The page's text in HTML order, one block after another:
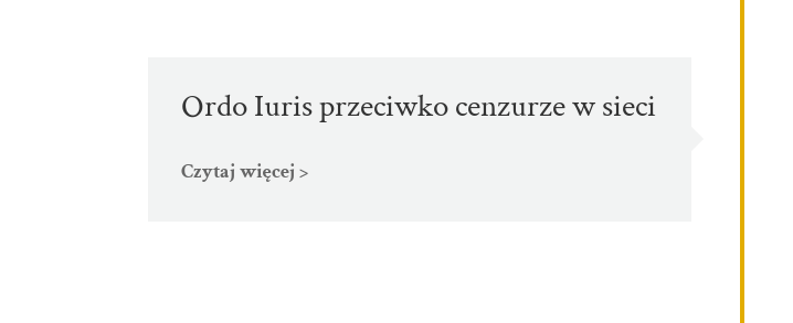
Ordo Iuris przeciwko cenzurze w sieci
Czytaj więcej >